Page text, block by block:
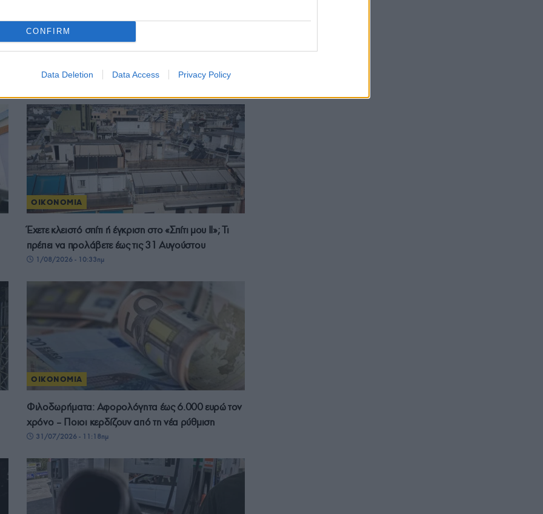
CONFIRM
Data Deletion Data Access Privacy Policy
Στα σκαριά δομικές αλλαγές στον ΕΝΦΙΑ – Πώς θα
υπολογίζεται από το 2027
ΟΙΚΟΝΟΜΙΑ
Έχετε κλειστό σπίτι ή έγκριση στο «Σπίτι μου ΙΙ»; Τι
πρέπει να προλάβετε έως τις 31 Αυγούστου
1/08/2026 - 10:33πμ
ΟΙΚΟΝΟΜΙΑ
Φιλοδωρήματα: Αφορολόγητα έως 6.000 ευρώ τον
χρόνο – Ποιοι κερδίζουν από τη νέα ρύθμιση
31/07/2026 - 11:18πμ